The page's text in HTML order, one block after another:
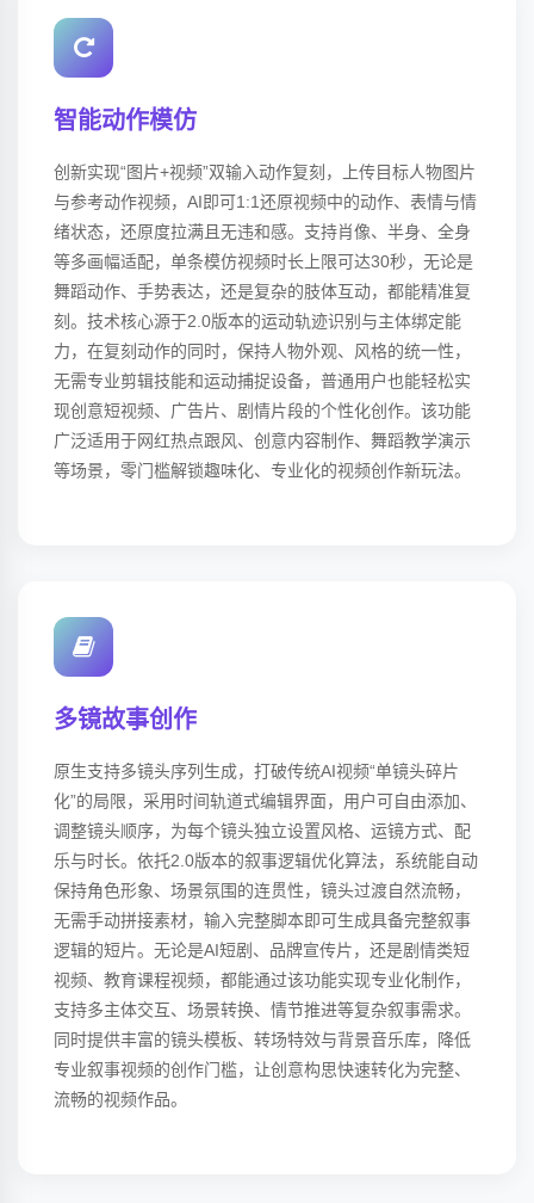
智能动作模仿
创新实现“图片+视频”双输入动作复刻，上传目标人物图片
与参考动作视频，AI即可1:1还原视频中的动作、表情与情
绪状态，还原度拉满且无违和感。支持肖像、半身、全身
等多画幅适配，单条模仿视频时长上限可达30秒，无论是
舞蹈动作、手势表达，还是复杂的肢体互动，都能精准复
刻。技术核心源于2.0版本的运动轨迹识别与主体绑定能
力，在复刻动作的同时，保持人物外观、风格的统一性，
无需专业剪辑技能和运动捕捉设备，普通用户也能轻松实
现创意短视频、广告片、剧情片段的个性化创作。该功能
广泛适用于网红热点跟风、创意内容制作、舞蹈教学演示
等场景，零门槛解锁趣味化、专业化的视频创作新玩法。
多镜故事创作
原生支持多镜头序列生成，打破传统AI视频“单镜头碎片
化”的局限，采用时间轨道式编辑界面，用户可自由添加、
调整镜头顺序，为每个镜头独立设置风格、运镜方式、配
乐与时长。依托2.0版本的叙事逻辑优化算法，系统能自动
保持角色形象、场景氛围的连贯性，镜头过渡自然流畅，
无需手动拼接素材，输入完整脚本即可生成具备完整叙事
逻辑的短片。无论是AI短剧、品牌宣传片，还是剧情类短
视频、教育课程视频，都能通过该功能实现专业化制作，
支持多主体交互、场景转换、情节推进等复杂叙事需求。
同时提供丰富的镜头模板、转场特效与背景音乐库，降低
专业叙事视频的创作门槛，让创意构思快速转化为完整、
流畅的视频作品。